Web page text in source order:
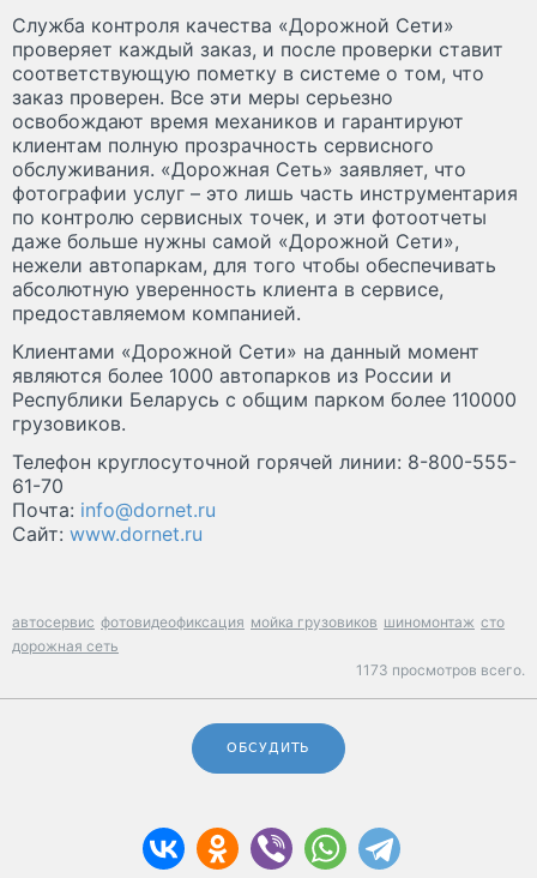
Служба контроля качества «Дорожной Сети»
проверяет каждый заказ, и после проверки ставит
соответствующую пометку в системе о том, что
заказ проверен. Все эти меры серьезно
освобождают время механиков и гарантируют
клиентам полную прозрачность сервисного
обслуживания. «Дорожная Сеть» заявляет, что
фотографии услуг – это лишь часть инструментария
по контролю сервисных точек, и эти фотоотчеты
даже больше нужны самой «Дорожной Сети»,
нежели автопаркам, для того чтобы обеспечивать
абсолютную уверенность клиента в сервисе,
предоставляемом компанией.
Клиентами «Дорожной Сети» на данный момент
являются более 1000 автопарков из России и
Республики Беларусь с общим парком более 110000
грузовиков.
Телефон круглосуточной горячей линии: 8-800-555-
61-70
Почта: info@dornet.ru
Сайт: www.dornet.ru
автосервис фотовидеофиксация мойка грузовиков шиномонтаж сто
дорожная сеть
1173 просмотров всего.
ОБСУДИТЬ